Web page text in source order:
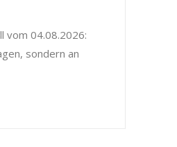
vom 04.08.2026:
sondern an